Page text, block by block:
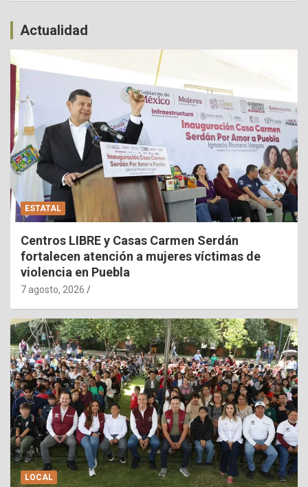
Actualidad
ESTATAL
Centros LIBRE y Casas Carmen Serdán
fortalecen atención a mujeres víctimas de
violencia en Puebla
7 agosto, 2026
LOCAL